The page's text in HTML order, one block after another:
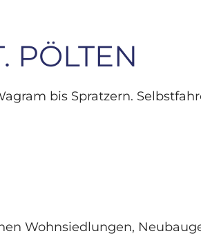
PÖLTEN
bis Spratzern.
Wohnsiedlungen,